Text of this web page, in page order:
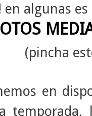
en algunas
(pincha
en